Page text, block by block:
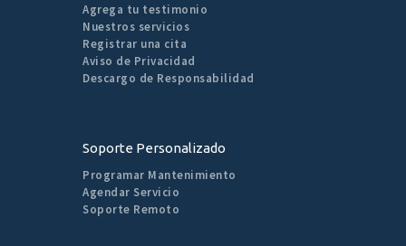
Agrega tu testimonio
Nuestros servicios
Registrar una cita
Aviso de Privacidad
Descargo de Responsabilidad
Soporte Personalizado
Programar Mantenimiento
Agendar Servicio
Soporte Remoto